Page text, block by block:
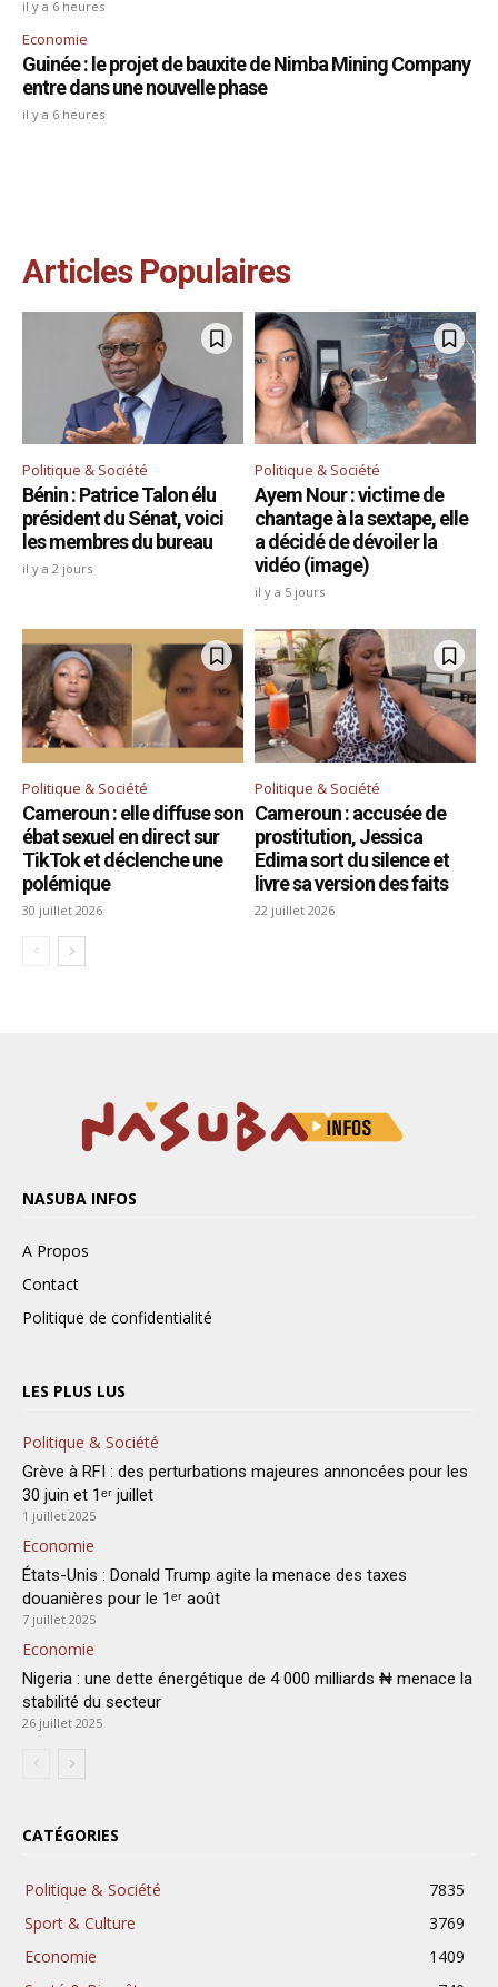
NASUBA INFOS
A Propos
Contact
Politique de confidentialité
LES PLUS LUS
Politique & Société
Grève à RFI : des perturbations majeures annoncées pour les
30 juin et 1ᵉʳ juillet
1 juillet 2025
Economie
États-Unis : Donald Trump agite la menace des taxes
douanières pour le 1ᵉʳ août
7 juillet 2025
Economie
Nigeria : une dette énergétique de 4 000 milliards ₦ menace la
stabilité du secteur
26 juillet 2025
CATÉGORIES
Politique & Société
7835
Sport & Culture
3769
Economie
1409